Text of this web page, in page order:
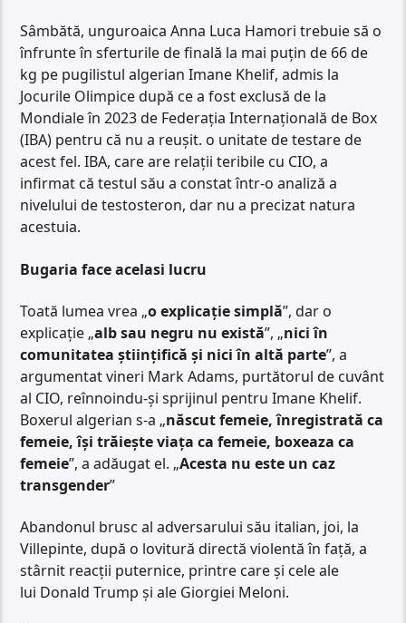
Sâmbătă, unguroaica Anna Luca Hamori trebuie să o
înfrunte în sferturile de finală la mai puțin de 66 de
kg pe pugilistul algerian Imane Khelif, admis la
Jocurile Olimpice după ce a fost exclusă de la
Mondiale în 2023 de Federația Internațională de Box
(IBA) pentru că nu a reușit. o unitate de testare de
acest fel. IBA, care are relații teribile cu CIO, a
infirmat că testul său a constat într-o analiză a
nivelului de testosteron, dar nu a precizat natura
acestuia.
Bugaria face acelasi lucru
Toată lumea vrea „o explicație simplă”, dar o
explicație „alb sau negru nu există”, „nici în
comunitatea științifică și nici în altă parte”, a
argumentat vineri Mark Adams, purtătorul de cuvânt
al CIO, reînnoindu-și sprijinul pentru Imane Khelif.
Boxerul algerian s-a „născut femeie, înregistrată ca
femeie, își trăiește viața ca femeie, boxeaza ca
femeie”, a adăugat el. „Acesta nu este un caz
transgender”
Abandonul brusc al adversarului său italian, joi, la
Villepinte, după o lovitură directă violentă în față, a
stârnit reacții puternice, printre care și cele ale
lui Donald Trump și ale Giorgiei Meloni.